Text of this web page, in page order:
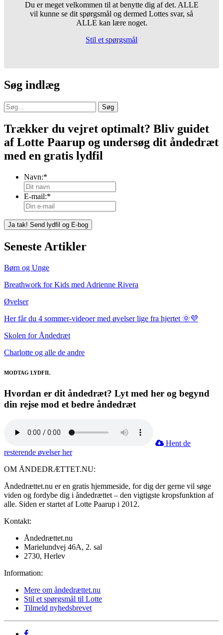
Du er meget velkommen til at benytte dig af det. ALLE
vil kunne se dit spørgsmål og dermed Lottes svar, så
ALLE kan lære noget.
Stil et spørgsmål
Søg indlæg
Søg
Trækker du vejret optimalt? Bliv guidet
af Lotte Paarup og undersøg dit åndedræt
med en gratis lydfil
Navn:*
E-mail:*
Seneste Artikler
Børn og Unge
Breathwork for Kids med Adrienne Rivera
Øvelser
Her får du 4 sommer-videoer med øvelser lige fra hjertet 🌞💜
Skolen for Åndedræt
Charlotte og alle de andre
MODTAG LYDFIL
Hvordan er dit åndedræt? Lyt med her og begynd
din rejse mod et bedre åndedræt
Hent de
resterende øvelser her
OM ÅNDEDRÆTTET.NU:
Åndedrættet.nu er en gratis hjemmeside, for dig der gerne vil søge
viden og fordybe dig i åndedrættet – den vigtigste kropsfunktion af
alle. Siden er startet af Lotte Paarup i 2012.
Kontakt:
Åndedrættet.nu
Marielundvej 46A, 2. sal
2730, Herlev
Information:
Mere om åndedrættet.nu
Stil et spørgsmål til Lotte
Tilmeld nyhedsbrevet